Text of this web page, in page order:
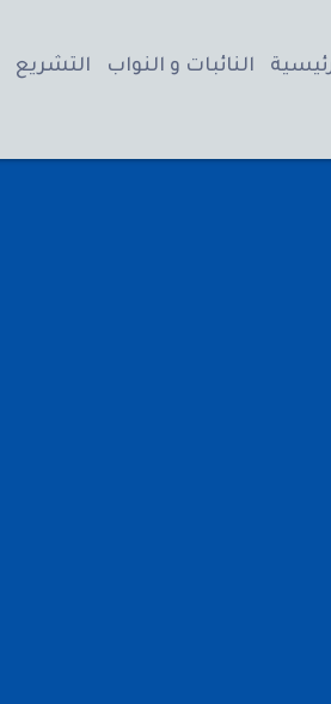
النائبات و النواب التشريع